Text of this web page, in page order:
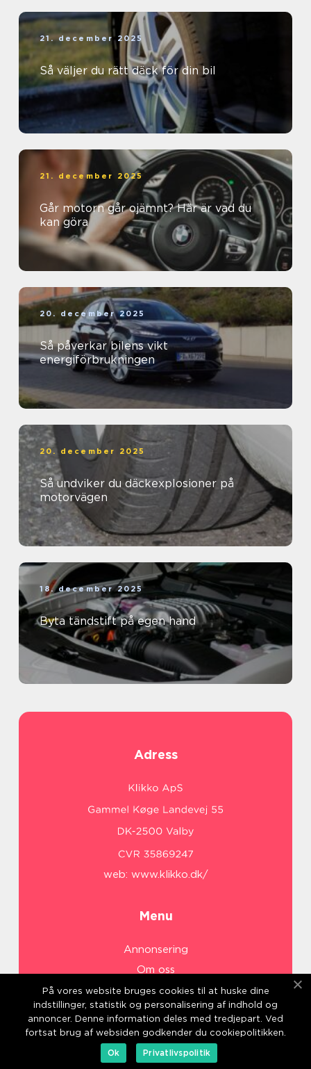
21. december 2025
Så väljer du rätt däck för din bil
21. december 2025
Går motorn går ojämnt? Här är vad du
kan göra
20. december 2025
Så påverkar bilens vikt
energiförbrukningen
20. december 2025
Så undviker du däckexplosioner på
motorvägen
18. december 2025
Byta tändstift på egen hand
Adress
web: www.klikko.dk/
Menu
Annonsering
Om oss
Cookies
Kontakta oss
Sitemap
På vores website bruges cookies til at huske dine
indstillinger, statistik og personalisering af indhold og
annoncer. Denne information deles med tredjepart. Ved
fortsat brug af websiden godkender du cookiepolitikken.
Ok
Privatlivspolitik